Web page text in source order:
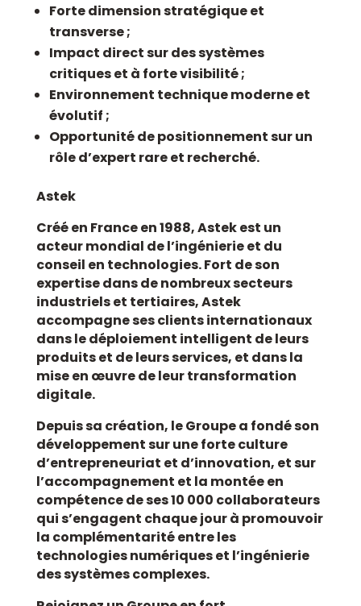
Forte dimension stratégique et
transverse ;
Impact direct sur des systèmes
critiques et à forte visibilité ;
Environnement technique moderne et
évolutif ;
Opportunité de positionnement sur un
rôle d’expert rare et recherché.
Astek
Créé en France en 1988, Astek est un
acteur mondial de l’ingénierie et du
conseil en technologies. Fort de son
expertise dans de nombreux secteurs
industriels et tertiaires, Astek
accompagne ses clients internationaux
dans le déploiement intelligent de leurs
produits et de leurs services, et dans la
mise en œuvre de leur transformation
digitale.
Depuis sa création, le Groupe a fondé son
développement sur une forte culture
d’entrepreneuriat et d’innovation, et sur
l’accompagnement et la montée en
compétence deses 10 000 collaborateurs
qui s’engagent chaque jour à promouvoir
la complémentarité entre les
technologies numériques et l’ingénierie
des systèmes complexes.